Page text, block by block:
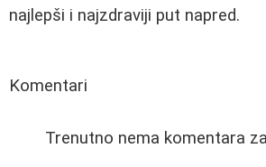
najlepši i najzdraviji put napred.
Komentari
Trenutno nema komentara